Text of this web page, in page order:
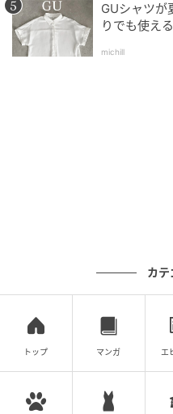
出典：ユニクロ
大人も取り入れやす
GUシャツ
りでも使え
michill
カテ
トップ マンガ エ